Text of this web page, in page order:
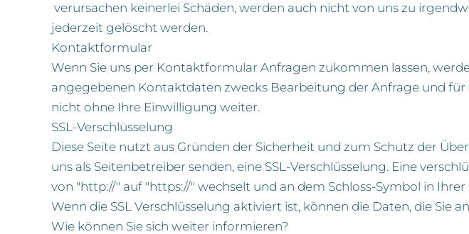
verursachen keinerlei Schäden, werden auch nicht von uns zu
jederzeit gelöscht werden.
Kontaktformular
Wenn Sie uns per Kontaktformular Anfragen zukommen lassen,
angegebenen Kontaktdaten zwecks Bearbeitung der Anfrage und
nicht ohne Ihre Einwilligung weiter.
SSL-Verschlüsselung
Diese Seite nutzt aus Gründen der Sicherheit und zum Schutz der
uns als Seitenbetreiber senden, eine SSL-Verschlüsselung. Eine
von "http://" auf "https://" wechselt und an dem Schloss-Symbol in Ihrer
Wenn die SSL Verschlüsselung aktiviert ist, können die Daten, die
Wie können Sie sich weiter informieren?